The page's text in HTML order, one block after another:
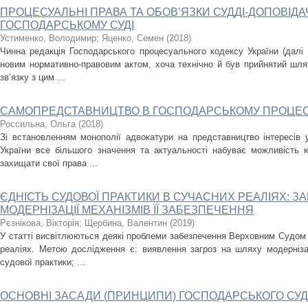
ПРОЦЕСУАЛЬНІ ПРАВА ТА ОБОВ’ЯЗКИ СУДДІ-
ГОСПОДАРСЬКОМУ СУДІ
Устименко, Володимир; Яценко, Семен (2018)
Чинна редакція Господарського процесуального кодексу України
новим нормативно-правовим актом, хоча технічно й був прийнятий
зв’язку з цим ...
САМОПРЕДСТАВНИЦТВО В ГОСПОДАРСЬКОМУ
Россильна, Ольга (2018)
Зі встановленням монополії адвокатури на представництво
України все більшого значення та актуальності набуває можливість
захищати свої права ...
ЄДНІСТЬ СУДОВОЇ ПРАКТИКИ В СУЧАСНИХ РЕАЛІЯХ:
МОДЕРНІЗАЦІЇ МЕХАНІЗМІВ ЇЇ ЗАБЕЗПЕЧЕННЯ
Рєзнікова, Вікторія; Щербина, Валентин (2019)
У статті висвітлюються деякі проблеми забезпечення Верховним Судом
реаліях. Метою дослідження є: виявлення загроз на шляху
судової практики; ...
ОСНОВНІ ЗАСАДИ (ПРИНЦИПИ) ГОСПОДАРСЬКОГО